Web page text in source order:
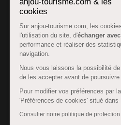
cookies
Sur anjou-tourisme.com, les
l'utilisation du site, d'échanger
performance et réaliser des
navigation.
Nous vous laissons la possibilité de
de les accepter avant de
Pour modifier vos préférences par
'Préférences de cookies' situé dans
Consulter notre politique de